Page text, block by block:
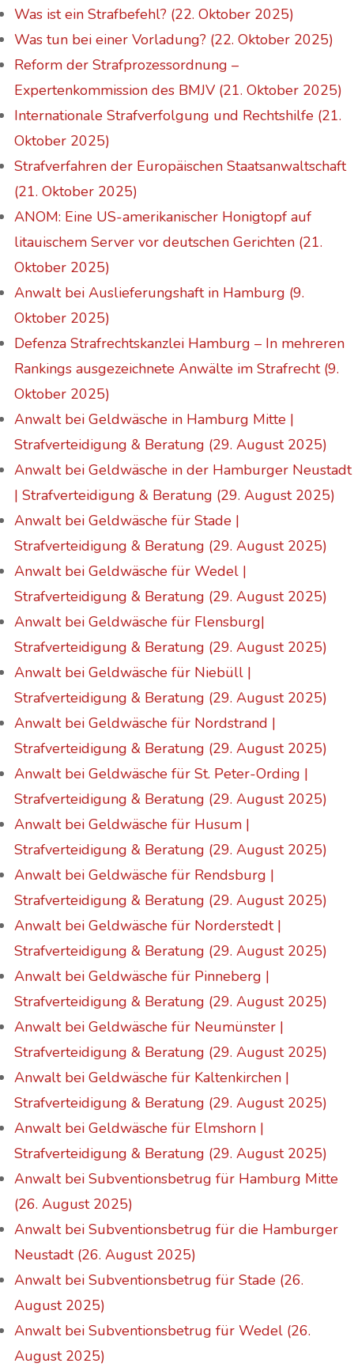
Was ist ein Strafbefehl? (22. Oktober 2025)
Was tun bei einer Vorladung? (22. Oktober 2025)
Reform der Strafprozessordnung –
Expertenkommission des BMJV (21. Oktober 2025)
Internationale Strafverfolgung und Rechtshilfe (21.
Oktober 2025)
Strafverfahren der Europäischen Staatsanwaltschaft
(21. Oktober 2025)
ANOM: Eine US-amerikanischer Honigtopf auf
litauischem Server vor deutschen Gerichten (21.
Oktober 2025)
Anwalt bei Auslieferungshaft in Hamburg (9.
Oktober 2025)
Defenza Strafrechtskanzlei Hamburg – In mehreren
Rankings ausgezeichnete Anwälte im Strafrecht (9.
Oktober 2025)
Anwalt bei Geldwäsche in Hamburg Mitte |
Strafverteidigung & Beratung (29. August 2025)
Anwalt bei Geldwäsche in der Hamburger Neustadt
| Strafverteidigung & Beratung (29. August 2025)
Anwalt bei Geldwäsche für Stade |
Strafverteidigung & Beratung (29. August 2025)
Anwalt bei Geldwäsche für Wedel |
Strafverteidigung & Beratung (29. August 2025)
Anwalt bei Geldwäsche für Flensburg|
Strafverteidigung & Beratung (29. August 2025)
Anwalt bei Geldwäsche für Niebüll |
Strafverteidigung & Beratung (29. August 2025)
Anwalt bei Geldwäsche für Nordstrand |
Strafverteidigung & Beratung (29. August 2025)
Anwalt bei Geldwäsche für St. Peter-Ording |
Strafverteidigung & Beratung (29. August 2025)
Anwalt bei Geldwäsche für Husum |
Strafverteidigung & Beratung (29. August 2025)
Anwalt bei Geldwäsche für Rendsburg |
Strafverteidigung & Beratung (29. August 2025)
Anwalt bei Geldwäsche für Norderstedt |
Strafverteidigung & Beratung (29. August 2025)
Anwalt bei Geldwäsche für Pinneberg |
Strafverteidigung & Beratung (29. August 2025)
Anwalt bei Geldwäsche für Neumünster |
Strafverteidigung & Beratung (29. August 2025)
Anwalt bei Geldwäsche für Kaltenkirchen |
Strafverteidigung & Beratung (29. August 2025)
Anwalt bei Geldwäsche für Elmshorn |
Strafverteidigung & Beratung (29. August 2025)
Anwalt bei Subventionsbetrug für Hamburg Mitte
(26. August 2025)
Anwalt bei Subventionsbetrug für die Hamburger
Neustadt (26. August 2025)
Anwalt bei Subventionsbetrug für Stade (26.
August 2025)
Anwalt bei Subventionsbetrug für Wedel (26.
August 2025)